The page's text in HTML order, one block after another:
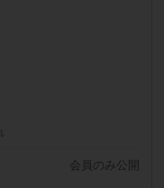
会員のみ公開